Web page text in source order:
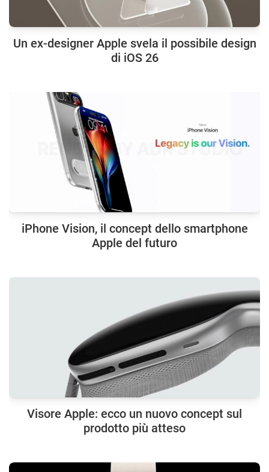
Un ex-designer Apple svela il possibile design
di iOS 26
iPhone Vision, il concept dello smartphone
Apple del futuro
Visore Apple: ecco un nuovo concept sul
prodotto più atteso